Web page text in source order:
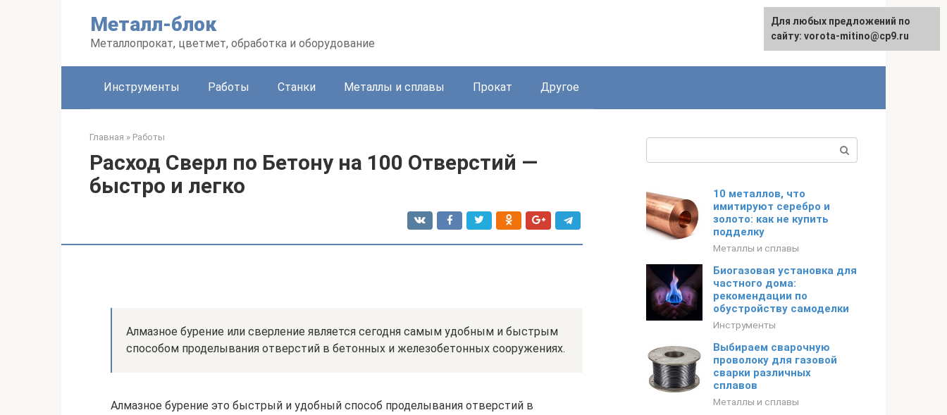
Металл-блок
Металлопрокат, цветмет, обработка и оборудование
Инструменты Работы Станки Металлы и сплавы Прокат Другое
Главная » Работы
Расход Сверл по Бетону на 100 Отверстий —
быстро и легко
Алмазное бурение или сверление является сегодня самым удобным и быстрым
способом проделывания отверстий в бетонных и железобетонных сооружениях.
Алмазное бурение это быстрый и удобный способ проделывания отверстий в
10 металлов, что
имитируют серебро и
золото: как не купить
подделку
Металлы и сплавы
Биогазовая установка для
частного дома:
рекомендации по
обустройству самоделки
Инструменты
Выбираем сварочную
проволоку для газовой
сварки различных
сплавов
Металлы и сплавы
Для любых предложений по
сайту: vorota-mitino@cp9.ru